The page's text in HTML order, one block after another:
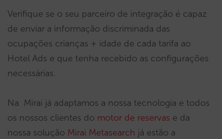
Verifique se o seu parceiro de integração é capaz
de enviar a informação discriminada das
ocupações crianças + idade de cada tarifa ao
Hotel Ads e que tenha recebido as configurações
necessárias.
Na Mirai já adaptamos a nossa tecnologia e todos
os nossos clientes do motor de reservas e da
nossa solução Mirai Metasearch já estão a